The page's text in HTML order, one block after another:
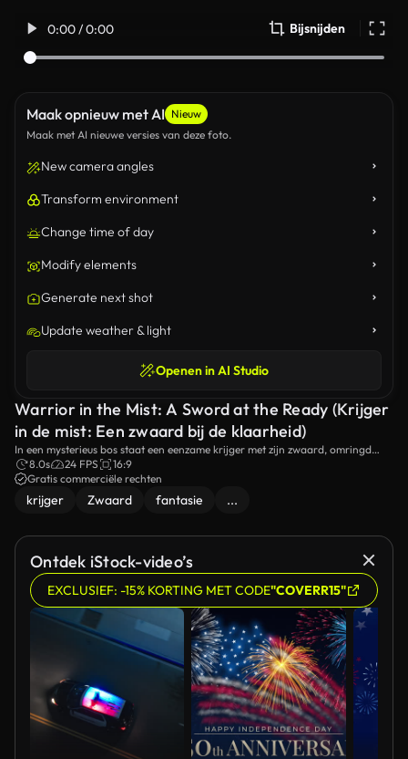
0:00 / 0:00 Bijsnijden
Maak opnieuw met AI Nieuw
Maak met AI nieuwe versies van deze foto.
New camera angles
Transform environment
Change time of day
Modify elements
Generate next shot
Update weather & light
Openen in AI Studio
Warrior in the Mist: A Sword at the Ready (Krijger
in de mist: Een zwaard bij de klaarheid)
In een mysterieus bos staat een eenzame krijger met zijn zwaard, omringd
door scharen van licht en oude bomen.
8.0s 24 FPS
16:9
Gratis commerciële rechten
krijger Zwaard fantasie ...
Ontdek iStock-video’s
EXCLUSIEF: -15% KORTING MET CODE"COVERR15"